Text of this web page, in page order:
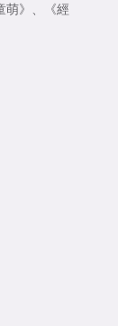
》
《經